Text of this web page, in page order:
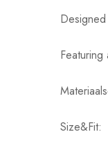
Featuring
Size&Fit: